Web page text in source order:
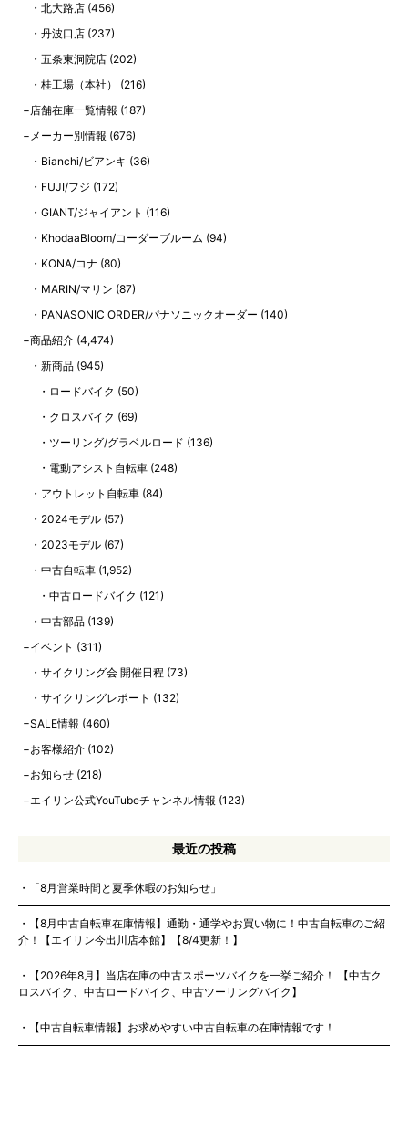
北大路店 (456)
丹波口店 (237)
五条東洞院店 (202)
桂工場（本社）
(216)
店舗在庫一覧情報 (187)
メーカー別情報 (676)
Bianchi/ビアンキ (36)
FUJI/フジ (172)
GIANT/ジャイアント (116)
KhodaaBloom/コーダーブルーム (94)
KONA/コナ (80)
MARIN/マリン (87)
PANASONIC ORDER/パナソニックオーダー (140)
商品紹介 (4,474)
新商品 (945)
ロードバイク (50)
クロスバイク (69)
ツーリング/グラベルロード (136)
電動アシスト自転車(248)
アウトレット自転車 (84)
2024モデル (57)
2023モデル (67)
中古自転車 (1,952)
中古ロードバイク (121)
中古部品 (139)
イベント (311)
サイクリング会 開催日程 (73)
サイクリングレポート (132)
SALE情報 (460)
お客様紹介 (102)
お知らせ (218)
エイリン公式YouTubeチャンネル情報 (123)
最近の投稿
「8月営業時間と夏季休暇のお知らせ」
【8月中古自転車在庫情報】通勤・通学やお買い物に！中古自転車のご紹
介！【エイリン今出川店本館】【8/4更新！】
【2026年8月】当店在庫の中古スポーツバイクを一挙ご紹介！ 【中古ク
ロスバイク、中古ロードバイク、中古ツーリングバイク】
【中古自転車情報】お求めやすい中古自転車の在庫情報です！